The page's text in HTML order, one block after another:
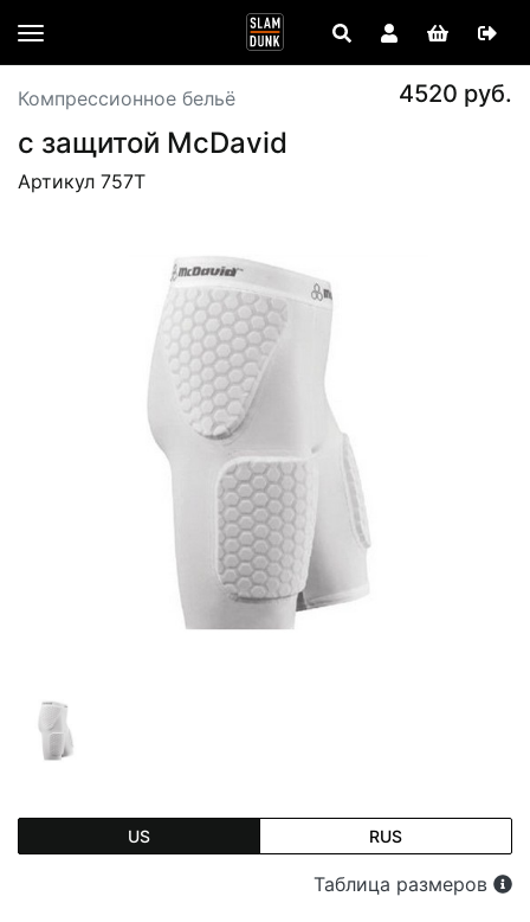
Компрессионное бельё 4520 руб.
с защитой McDavid
Артикул 757T
US RUS
Таблица размеров